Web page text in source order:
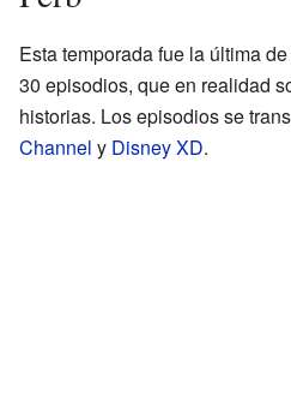
Esta temporada fue la última
30 episodios, que en realidad
historias. Los episodios se
Channel y Disney XD.